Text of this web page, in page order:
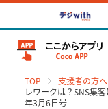
TOP 支援者の方へ
レワークは？SNS集
年3月6日号